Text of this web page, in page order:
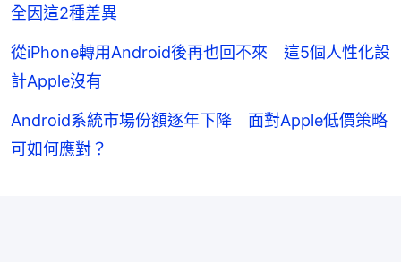
全因這2種差異
從iPhone轉用Android後再也回不來 這5個人性化設
計Apple沒有
Android系統市場份額逐年下降 面對Apple低價策略
可如何應對？